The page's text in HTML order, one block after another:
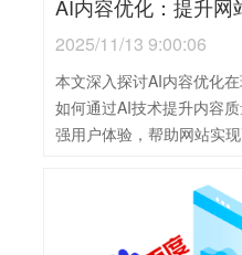
2025/11/13 9:00:06
本文深入探讨AI内容优化
如何通过AI技术提升内容
强用户体验，帮助网站实